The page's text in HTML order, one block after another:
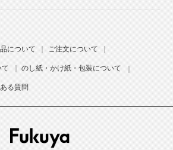
について ご注文について
て のし紙・かけ紙・包装について
る質問